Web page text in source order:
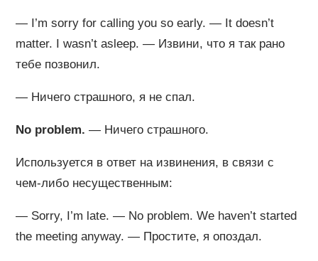
— I’m sorry for calling you so early. — It doesn’t
matter. I wasn’t asleep. — Извини, что я так рано
тебе позвонил.
— Ничего страшного, я не спал.
No problem. — Ничего страшного.
Используется в ответ на извинения, в связи с
чем-либо несущественным:
— Sorry, I’m late. — No problem. We haven’t started
the meeting anyway. — Простите, я опоздал.